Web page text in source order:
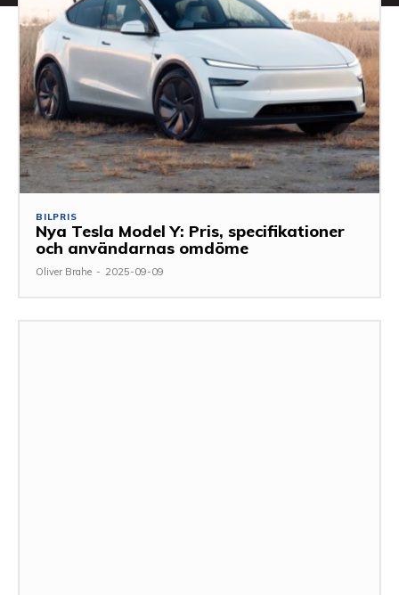
BILPRIS
Nya Tesla Model Y: Pris, specifikationer
och användarnas omdöme
Oliver Brahe - 2025-09-09